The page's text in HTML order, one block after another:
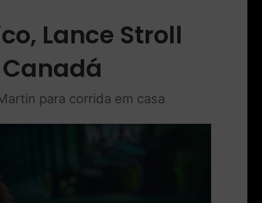
Lance Stroll
para corrida em casa